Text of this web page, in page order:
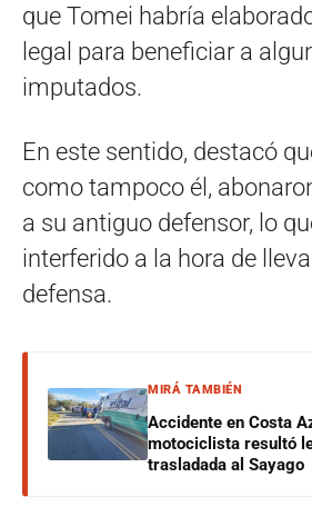
que Tomei habría
legal para beneficiar a
imputados.
En este sentido, destacó
como tampoco él,
a su antiguo defensor, lo
interferido a la hora de
defensa.
MIRÁ TAMBIÉN
Accidente en Costa
motociclista resultó
trasladada al Sayago